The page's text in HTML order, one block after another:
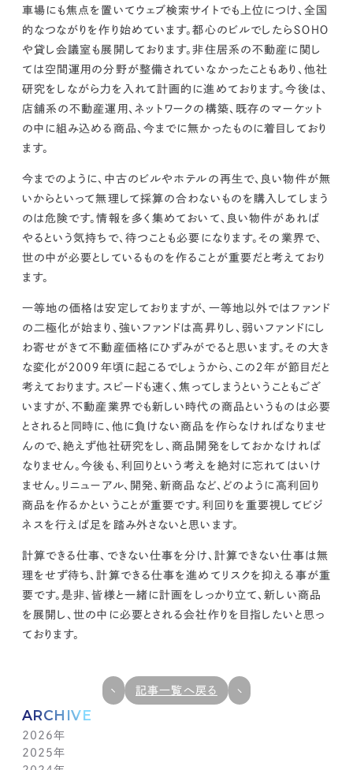
ARCHIVE
2026年
7月(1)
2025年
車場にも焦点を置いてウェブ検索サイトでも上位につけ、 全国
的なつながりを作り始めています。都心のビルでしたらＳＯＨＯ
や貸し会議室も展開しております。非住居系の不動産に関し
ては空間運用の分野が整備されていなかったこともあり、他社
研究をしながら力を入れて計画的に進めております。今後は、
店舗系の不動産運用、ネットワークの構築、既存のマーケット
の中に組み込める商品、今までに無かったものに着目しており
ます。
今までのように、中古のビルやホテルの再生で、良い物件が無
いからといって無理して採算の合わないものを購入してしまう
のは危険です。情報を多く集めておいて、良い物件があれば
やるという気持ちで、 待つことも必要になります。その業界で、
世の中が必要としているものを作ることが重要だと考えており
ます。
一等地の価格は安定しておりますが、一等地以外ではファンド
の二極化が始まり、 強いファンドは高昇りし、弱いファンドにし
わ寄せがきて不動産価格にひずみがでると思います。その大き
な変化が２００９年頃に起こるでしょう から、 この２年が節目だと
考えております。 スピードも速く、焦ってしまうということもござ
いますが、不動産業界でも新しい時代の商品というものは必要
とされる と同時に、 他に負けない商品を作らなければなりませ
ん ので、絶えず他社研究をし、商品開発をしておかなければ
なりません。今後も、 利回りという考えを絶対に忘れてはいけ
ません。 リニューアル、開発、新商品など、 どのように高利回り
商品を作るかということが重要です。利回りを重要視してビジ
ネスを行えば足を踏み外さない と思います。
計算できる仕事、できない仕事を分け、計算できない仕事は無
理をせず待ち、計算できる仕事を進めてリスクを抑える事が重
要です。是非、皆様と一緒に計画をしっかり立て、新しい商品
を展開し、世の中に必要とされる会社作りを目指したいと思っ
ております。
記事一覧へ戻る